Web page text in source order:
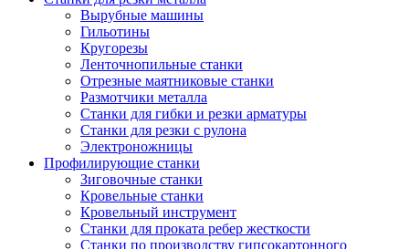
Вырубные машины
Гильотины
Кругорезы
Ленточнопильные станки
Отрезные маятниковые станки
Размотчики металла
Станки для гибки и резки арматуры
Станки для резки с рулона
Электроножницы
Профилирующие станки
Зиговочные станки
Кровельные станки
Кровельный инструмент
Станки для проката ребер жесткости
Станки по производству гипсокартонного